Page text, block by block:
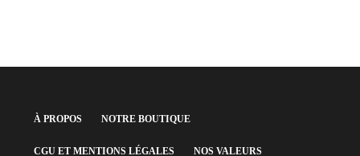
À PROPOS NOTRE BOUTIQUE
CGU ET MENTIONS LÉGALES NOS VALEURS